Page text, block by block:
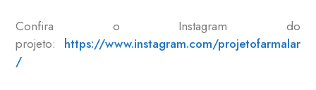
Confira o Instagram do
projeto: https://www.instagram.com/projetofarmalar
/